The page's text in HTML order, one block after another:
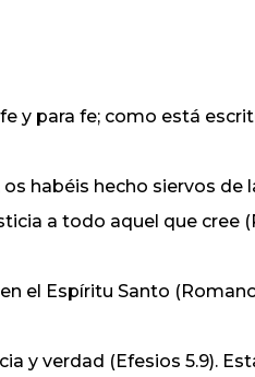
y para fe; como está
habéis hecho siervos de
a todo aquel que cree
el Espíritu Santo
y verdad (Efesios 5.9).